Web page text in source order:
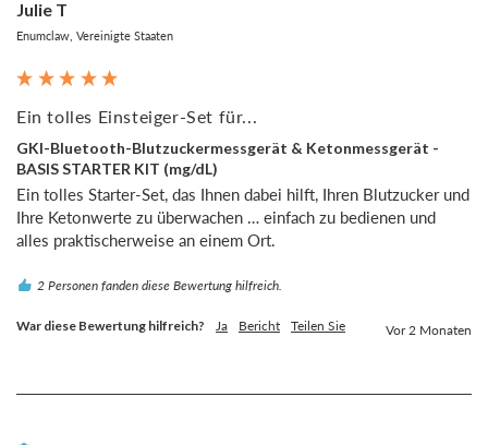
Julie T
Enumclaw, Vereinigte Staaten
Ein tolles Einsteiger-Set für...
GKI-Bluetooth-Blutzuckermessgerät & Ketonmessgerät -
BASIS STARTER KIT (mg/dL)
Ein tolles Starter-Set, das Ihnen dabei hilft, Ihren Blutzucker und
Ihre Ketonwerte zu überwachen … einfach zu bedienen und
alles praktischerweise an einem Ort.
2 Personen fanden diese Bewertung hilfreich.
War diese Bewertung hilfreich? Ja Bericht Teilen Sie Vor 2 Monaten